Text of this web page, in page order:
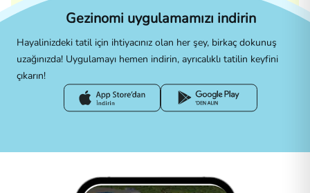
Gezinomi uygulamamızı indirin
Hayalinizdeki tatil için ihtiyacınız olan her şey, birkaç dokunuş
uzağınızda! Uygulamayı hemen indirin, ayrıcalıklı tatilin keyfini
çıkarın!